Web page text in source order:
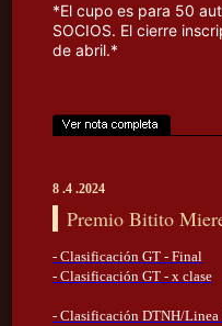
*El cupo es para 50
SOCIOS. El cierre
de abril.*
8 .4 .2024
Premio Bitito
- Clasificación GT - Final
- Clasificación GT - x clase
- Clasificación DTNH/Linea